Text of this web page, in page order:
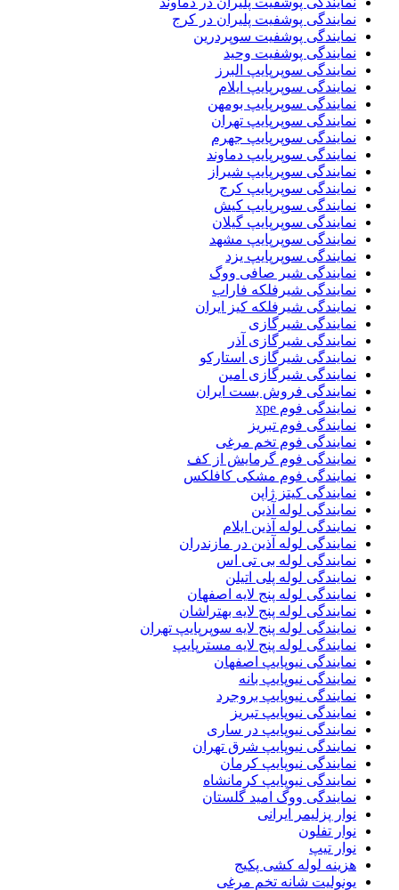
نمایندگی پوشفیت پلیران در کرج
نمایندگی پوشفیت سوپردرین
نمایندگی پوشفیت وحید
نمایندگی سوپرپایپ البرز
نمایندگی سوپرپایپ ایلام
نمایندگی سوپرپایپ بومهن
نمایندگی سوپرپایپ تهران
نمایندگی سوپرپایپ جهرم
نمایندگی سوپرپایپ دماوند
نمایندگی سوپرپایپ شیراز
نمایندگی سوپرپایپ کرج
نمایندگی سوپرپایپ کیش
نمایندگی سوپرپایپ گیلان
نمایندگی سوپرپایپ مشهد
نمایندگی سوپرپایپ یزد
نمایندگی شیر صافی ووگ
نمایندگی شیرفلکه فاراب
نمایندگی شیرفلکه کیز ایران
نمایندگی شیرگازی
نمایندگی شیرگازی آذر
نمایندگی شیرگازی استارکو
نمایندگی شیرگازی امین
نمایندگی فروش بست ایران
نمایندگی فوم xpe
نمایندگی فوم تبریز
نمایندگی فوم تخم مرغی
نمایندگی فوم گرمایش از کف
نمایندگی فوم مشکی کافلکس
نمایندگی کیتز ژاپن
نمایندگی لوله آذین
نمایندگی لوله آذین ایلام
نمایندگی لوله آذین در مازندران
نمایندگی لوله بی تی اس
نمایندگی لوله پلی اتیلن
نمایندگی لوله پنج لایه اصفهان
نمایندگی لوله پنج لایه بهتراشان
نمایندگی لوله پنج لایه سوپرپایپ تهران
نمایندگی لوله پنج لایه مسترپایپ
نمایندگی نیوپایپ اصفهان
نمایندگی نیوپایپ بانه
نمایندگی نیوپایپ بروجرد
نمایندگی نیوپایپ تبریز
نمایندگی نیوپایپ در ساری
نمایندگی نیوپایپ شرق تهران
نمایندگی نیوپایپ کرمان
نمایندگی نیوپایپ کرمانشاه
نمایندگی ووگ امید گلستان
نوار پزلیمر ایرانی
نوار تفلون
نوار تیپ
هزینه لوله کشی پکیج
یونولیت شانه تخم مرغی